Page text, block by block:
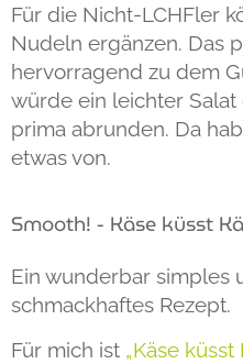
Für die Nicht-LCHFler
Nudeln ergänzen. Das
hervorragend zu dem
würde ein leichter
prima abrunden. Da
etwas von.
Smooth! - Käse küsst
Ein wunderbar simples
schmackhaftes Rezept.
Für mich ist „Käse küsst